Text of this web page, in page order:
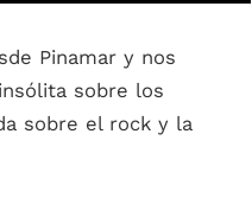
Pinamar y nos
sobre los
sobre el rock y la